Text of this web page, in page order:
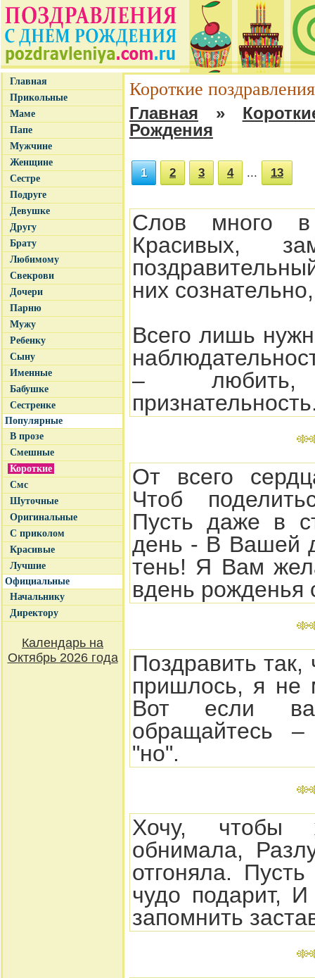
Главная
Прикольные
Маме
Папе
Мужчине
Женщине
Сестре
Подруге
Девушке
Другу
Брату
Любимому
Свекрови
Дочери
Парню
Мужу
Ребенку
Сыну
Именные
Бабушке
Сестренке
Популярные
В прозе
Смешные
Короткие
Смс
Шуточные
Оригинальные
С приколом
Красивые
Лучшие
Официальные
Начальнику
Директору
Календарь на
Октябрь 2026 года
Короткие
Главная »
Рождения
1 2 3 4 ... 13
Слов много
Красивых,
них сознательно,
Всего лишь
–
От всего
Чтоб
Пусть даже в
день - В Вашей
тень! Я Вам
вдень рожденья
Поздравить так,
пришлось, я не
Вот если
обращайтесь
"но".
Хочу, чтобы
обнимала,
отгоняла.
чудо подарит,
запомнить